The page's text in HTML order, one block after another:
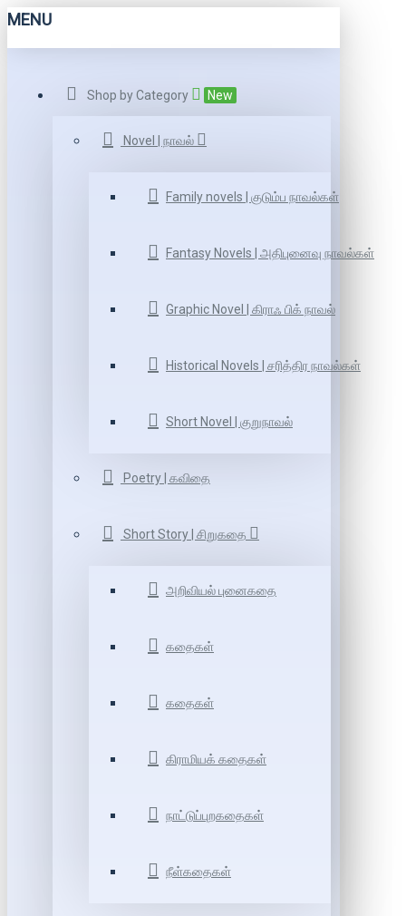
MENU
Shop by Category New
Novel | நாவல்
Family novels | குடும்ப நாவல்கள்
Fantasy Novels | அதிபுனைவு நாவல்கள்
Graphic Novel | கிராஃ பிக் நாவல்
Historical Novels | சரித்திர நாவல்கள்
Short Novel | குறுநாவல்
Poetry | கவிதை
Short Story | சிறுகதை
அறிவியல் புனைகதை
கதைகள்
கதைகள்
கிராமியக் கதைகள்
நாட்டுப்புறகதைகள்
நீள்கதைகள்